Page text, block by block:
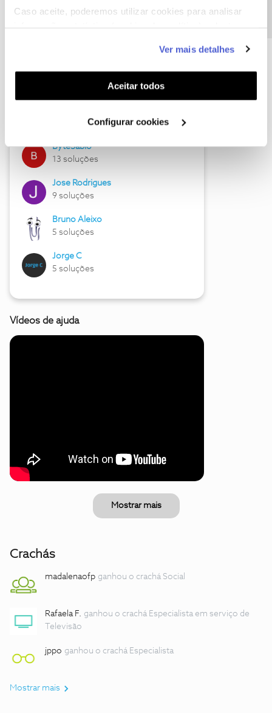
Caso aceite, poderemos utilizar cookies para analisar
funcionalidades (cookies de personalização e
funcionalidade) e adaptar anúncios aos seus interesses
(cookies de publicidade personalizada). Pode gerir a
utilização dos cookies clicando em "Configurar
Ver mais detalhes
Aceitar todos
Configurar cookies
Hall of Fame de julho
17 soluções
ByteSábio
13 soluções
Jose Rodrigues
9 soluções
Bruno Aleixo
5 soluções
Jorge C
5 soluções
Vídeos de ajuda
Mostrar mais
Crachás
madalenaofp ganhou o crachá Social
Rafaela F. ganhou o crachá Especialista em serviço de
Televisão
jppo ganhou o crachá Especialista
Mostrar mais